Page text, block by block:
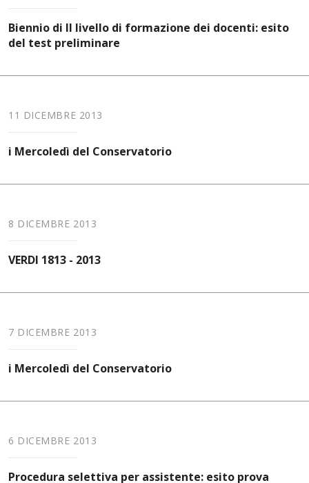
Biennio di II livello di formazione dei docenti: esito
del test preliminare
11 DICEMBRE 2013
i Mercoledì del Conservatorio
8 DICEMBRE 2013
VERDI 1813 - 2013
7 DICEMBRE 2013
i Mercoledì del Conservatorio
6 DICEMBRE 2013
Procedura selettiva per assistente: esito prova